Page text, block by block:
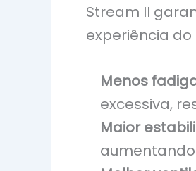
Stream II
experiência
Menos
excessiva,
Maior